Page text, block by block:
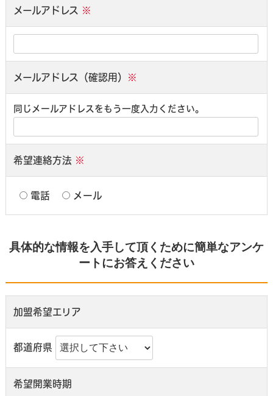
メールアドレス ※
メールアドレス（確認用） ※
同じメールアドレスをもう一度入力ください。
希望連絡方法 ※
電話 メール
具体的な情報を入手して頂くために簡単なアンケ
ートにお答えください
加盟希望エリア
都道府県
希望開業時期